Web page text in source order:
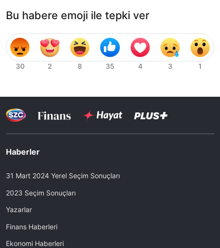
Bu habere emoji ile tepki ver
Haberler
31 Mart 2024 Yerel Seçim Sonuçları
2023 Seçim Sonuçları
Yazarlar
Finans Haberleri
Ekonomi Haberleri